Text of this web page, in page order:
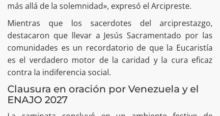
más allá de la solemnidad», expresó el Arcipreste.
Mientras que los sacerdotes del arciprestazgo,
destacaron que llevar a Jesús Sacramentado por las
comunidades es un recordatorio de que la Eucaristía
es el verdadero motor de la caridad y la cura eficaz
contra la indiferencia social.
Clausura en oración por Venezuela y el
ENAJO 2027